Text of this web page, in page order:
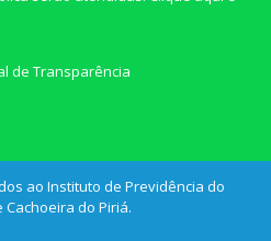
de Transparência
ao Instituto de Previdência do
Cachoeira do Piriá.